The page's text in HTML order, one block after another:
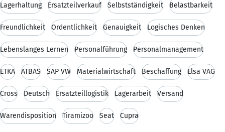
Lagerhaltung Ersatzteilverkauf Selbstständigkeit Belastbarkeit
Freundlichkeit Ordentlichkeit Genauigkeit Logisches Denken
Lebenslanges Lernen Personalführung Personalmanagement
ETKA ATBAS SAP VW Materialwirtschaft Beschaffung Elsa VAG
Cross Deutsch Ersatzteillogistik Lagerarbeit Versand
Warendisposition Tiramizoo Seat Cupra